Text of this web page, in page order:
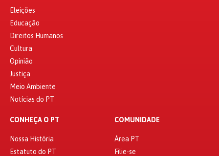
Eleições
Educação
Direitos Humanos
Cultura
Opinião
Justiça
Meio Ambiente
Notícias do PT
CONHEÇA O PT
Nossa História
Estatuto do PT
COMUNIDADE
Área PT
Filie-se